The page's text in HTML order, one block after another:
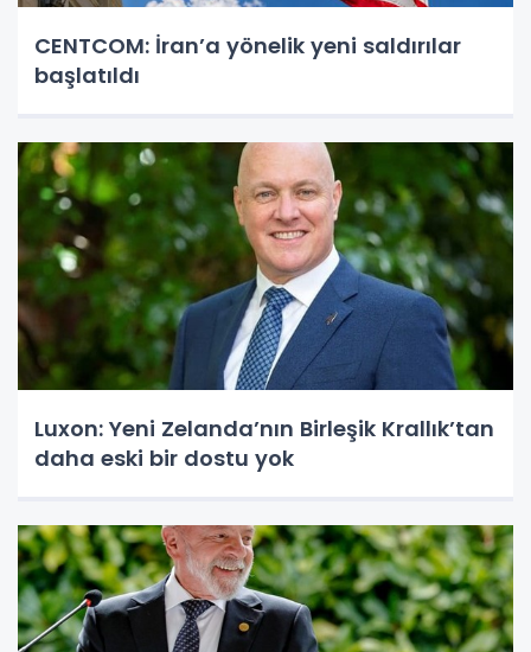
CENTCOM: İran’a yönelik yeni saldırılar
başlatıldı
Luxon: Yeni Zelanda’nın Birleşik Krallık’tan
daha eski bir dostu yok